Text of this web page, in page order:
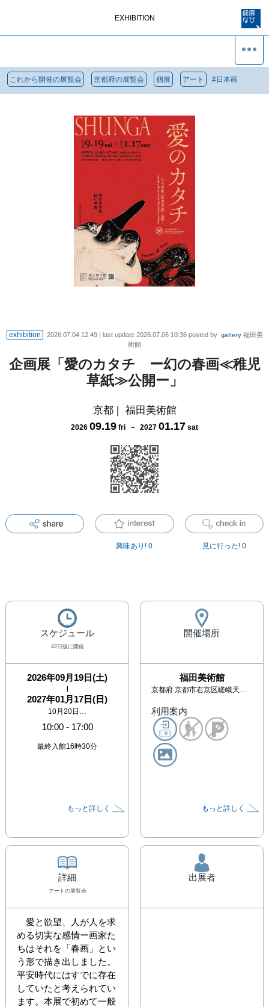
EXHIBITION
これから開催の展覧会 京都府の展覧会 個展 アート #日本画
exhibition 2026.07.04 12:49| last update 2026.07.06 10:36posted by gallery 福田美
術館
企画展「愛のカタチ ー幻の春画≪稚児
草紙≫公開ー」
京都| 福田美術館
2026 09.19 fri － 2027 01.17 sat
興味あり! 0 見に行った! 0
スケジュール
42日後に開催
2026年09月19日(土)
|
2027年01月17日(日)
10月20日…
10:00- 17:00
最終入館16時30分
もっと詳しく
開催場所
福田美術館
京都府 京都市右京区嵯峨天龍寺芒ノ馬場町3-16
利用案内
もっと詳しく
詳細
アート の展覧会
愛と欲望、人が人を求
める切実な感情ー画家た
ちはそれを「春画」とい
う形で描き出しました。
平安時代にはすでに存在
していたと考えられてい
ます。本展で初めて一般
出展者